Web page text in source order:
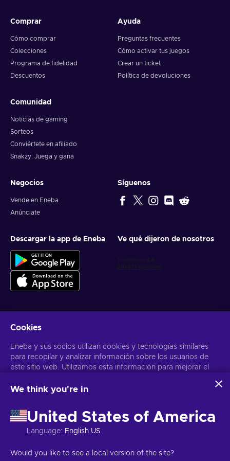
Comprar
Cómo comprar
Colecciones
Programa de fidelidad
Descuentos
Ayuda
Preguntas frecuentes
Cómo activar tus juegos
Crear un ticket
Política de devoluciones
Comunidad
Noticias de gaming
Sorteos
Conviértete en afiliado
Snakzy: Juega y gana
Negocios
Vende en Eneba
Anúnciate
Síguenos
Descargar la app de Eneba Ve qué dijeron de nosotros
Obtén ofertas personalizadas de videojuegos
Suscribirse
Puedes darte de baja en cualquier momento. Visita el apartadoAviso
Copyright © 2026 Eneba. Todos los derechos reservados.
Cookies
Eneba y sus socios utilizan cookies y tecnologías similares
para recopilar y analizar información sobre los usuarios de
este sitio web. Utilizamos esta información para mejorar el
personales también pueden emplearse para personalizar los
Al hacer clic en «Aceptar todo», das tu consentimiento para
que Eneba y sus socios utilicen estas tecnologías. Puedes
ajustar tu consentimiento haciendo clic en «Personalizar»
tus datos, consulta la Seguridad y Privacidad de Google
We think you're in
United States of America
Language: English US
Would you like to see a local version of the site?